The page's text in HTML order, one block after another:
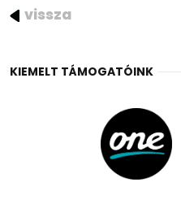
vissza
KIEMELT TÁMOGATÓINK